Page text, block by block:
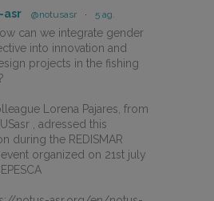
asr @notusasr · 5 ag.
can we integrate gender
into innovation and
projects in the fishing
Lorena Pajares, from
, adressed this
during the REDISMAR
organized on 21st july